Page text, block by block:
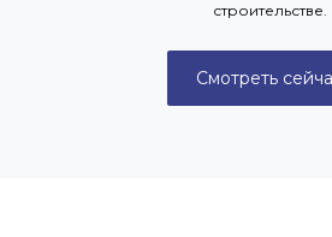
строительстве.
Смотреть